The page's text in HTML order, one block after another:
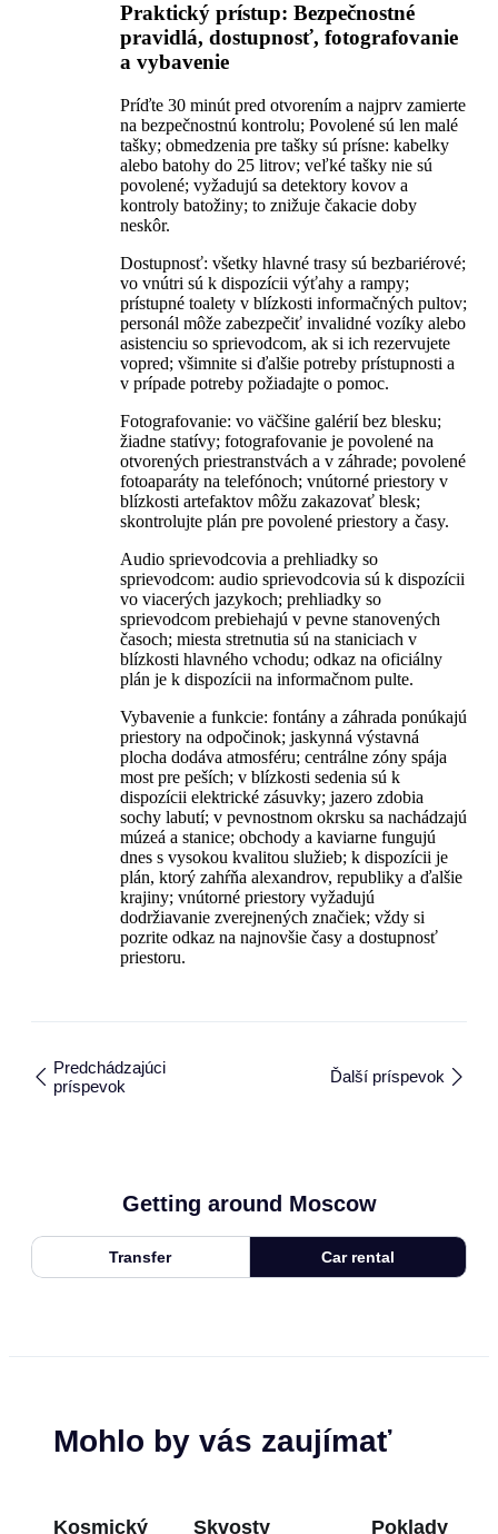
Praktický prístup: Bezpečnostné
pravidlá, dostupnosť, fotografovanie
a vybavenie
Príďte 30 minút pred otvorením a najprv zamierte
na bezpečnostnú kontrolu; Povolené sú len malé
tašky; obmedzenia pre tašky sú prísne: kabelky
alebo batohy do 25 litrov; veľké tašky nie sú
povolené; vyžadujú sa detektory kovov a
kontroly batožiny; to znižuje čakacie doby
neskôr.
Dostupnosť: všetky hlavné trasy sú bezbariérové;
vo vnútri sú k dispozícii výťahy a rampy;
prístupné toalety v blízkosti informačných pultov;
personál môže zabezpečiť invalidné vozíky alebo
asistenciu so sprievodcom, ak si ich rezervujete
vopred; všimnite si ďalšie potreby prístupnosti a
v prípade potreby požiadajte o pomoc.
Fotografovanie: vo väčšine galérií bez blesku;
žiadne statívy; fotografovanie je povolené na
otvorených priestranstvách a v záhrade; povolené
fotoaparáty na telefónoch; vnútorné priestory v
blízkosti artefaktov môžu zakazovať blesk;
skontrolujte plán pre povolené priestory a časy.
Audio sprievodcovia a prehliadky so
sprievodcom: audio sprievodcovia sú k dispozícii
vo viacerých jazykoch; prehliadky so
sprievodcom prebiehajú v pevne stanovených
časoch; miesta stretnutia sú na staniciach v
blízkosti hlavného vchodu; odkaz na oficiálny
plán je k dispozícii na informačnom pulte.
Vybavenie a funkcie: fontány a záhrada ponúkajú
priestory na odpočinok; jaskynná výstavná
plocha dodáva atmosféru; centrálne zóny spája
most pre peších; v blízkosti sedenia sú k
dispozícii elektrické zásuvky; jazero zdobia
sochy labutí; v pevnostnom okrsku sa nachádzajú
múzeá a stanice; obchody a kaviarne fungujú
dnes s vysokou kvalitou služieb; k dispozícii je
plán, ktorý zahŕňa alexandrov, republiky a ďalšie
krajiny; vnútorné priestory vyžadujú
dodržiavanie zverejnených značiek; vždy si
pozrite odkaz na najnovšie časy a dostupnosť
priestoru.
Predchádzajúci
príspevok
Ďalší príspevok
Getting around Moscow
Transfer Car rental
Mohlo by vás zaujímať
Kosmický
Skvosty
Poklady